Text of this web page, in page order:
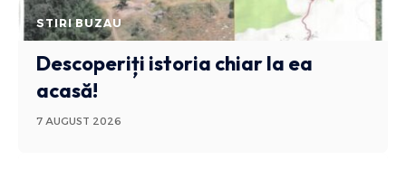
STIRI BUZAU
Descoperiți istoria chiar la ea
acasă!
7 AUGUST 2026